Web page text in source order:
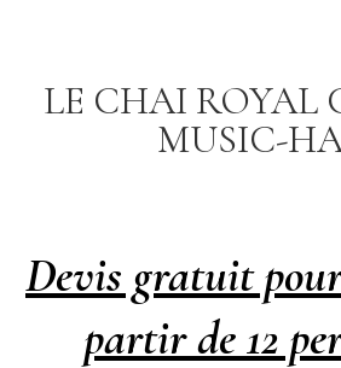
LE CHAI ROYAL
MUSIC-
Devis gratuit
partir de 12